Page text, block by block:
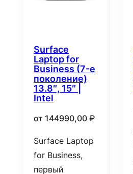
Surface
Laptop for
Business (7-е
поколение)
13.8″, 15″ |
Intel
от 144990,00 ₽
Surface Laptop
for Business,
первый